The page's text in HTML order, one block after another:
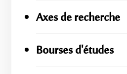
Axes de recherche
Bourses d'études